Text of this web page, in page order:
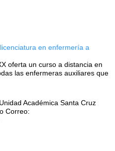
en enfermería a
oferta un curso a distancia en
las enfermeras auxiliares que
Académica Santa Cruz
Correo: